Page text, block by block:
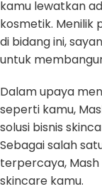
kamu lewatkan
kosmetik. Menilik
di bidang ini,
untuk
Dalam upaya
seperti kamu,
solusi bisnis
Sebagai salah
terpercaya,
skincare kamu.